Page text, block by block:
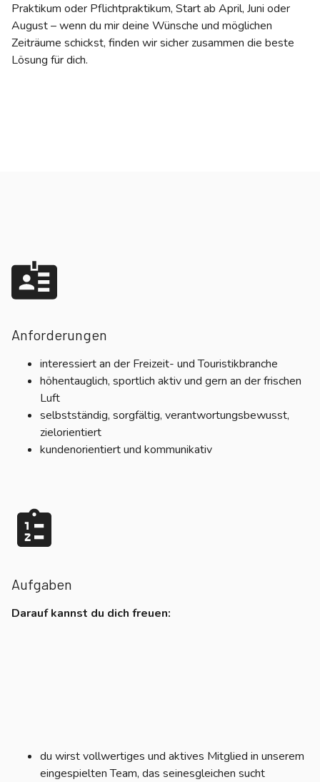
Praktikum oder Pflichtpraktikum, Start ab April, Juni oder
August – wenn du mir deine Wünsche und möglichen
Zeiträume schickst, finden wir sicher zusammen die beste
Lösung für dich.
Anforderungen
interessiert an der Freizeit- und Touristikbranche
höhentauglich, sportlich aktiv und gern an der frischen
Luft
selbstständig, sorgfältig, verantwortungsbewusst,
zielorientiert
kundenorientiert und kommunikativ
Aufgaben
Darauf kannst du dich freuen:
du wirst vollwertiges und aktives Mitglied in unserem
eingespielten Team, das seinesgleichen sucht